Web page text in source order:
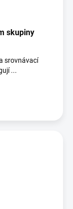
skupiny
srovnávací
...